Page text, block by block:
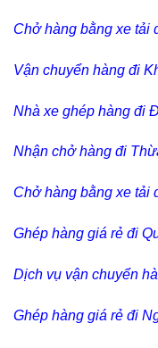
Chở hàng bằng xe tải
Vận chuyển hàng đi
Nhà xe ghép hàng đi
Nhận chở hàng đi
Chở hàng bằng xe tải
Ghép hàng giá rẻ đi
Dịch vụ vận chuyển
Ghép hàng giá rẻ đi